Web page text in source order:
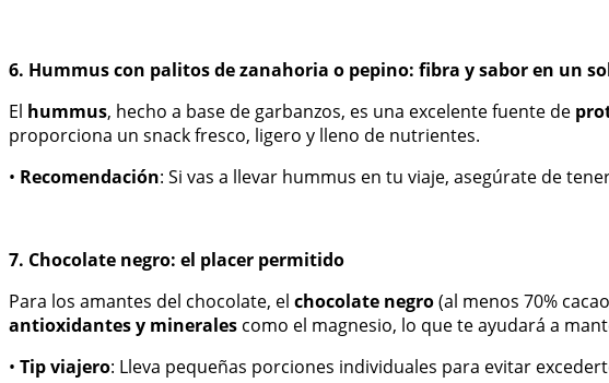
6. Hummus con palitos de zanahoria o pepino: fibra y sabor en un
El hummus, hecho a base de garbanzos, es una excelente fuente de
proporciona un snack fresco, ligero y lleno de nutrientes.
• Recomendación: Si vas a llevar hummus en tu viaje, asegúrate de
7. Chocolate negro: el placer permitido
Para los amantes del chocolate, el chocolate negro(al menos 70%
antioxidantes y minerales como el magnesio, lo que te ayudará a
• Tip viajero: Lleva pequeñas porciones individuales para evitar